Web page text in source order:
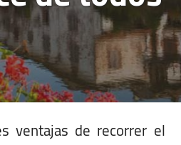
ventajas de recorrer el